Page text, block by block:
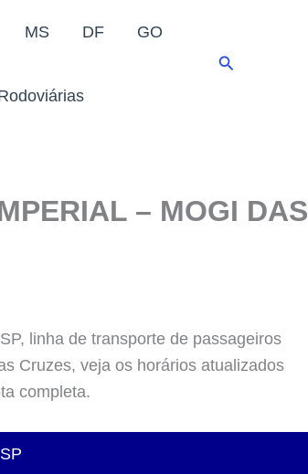
MS DF GO
Pesquisar
– MOGI DAS
linha de transporte de passageiros
Cruzes, veja os horários atualizados
completa.